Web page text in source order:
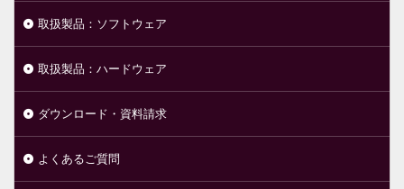
取扱製品：ソフトウェア
取扱製品：ハードウェア
ダウンロード・資料請求
よくあるご質問